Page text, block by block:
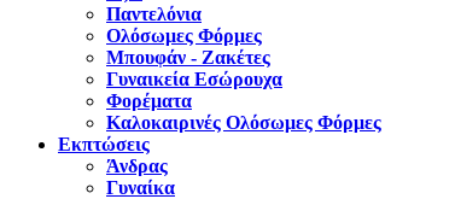
Παντελόνια
Ολόσωμες Φόρμες
Μπουφάν - Ζακέτες
Γυναικεία Εσώρουχα
Φορέματα
Καλοκαιρινές Ολόσωμες Φόρμες
Εκπτώσεις
Άνδρας
Γυναίκα